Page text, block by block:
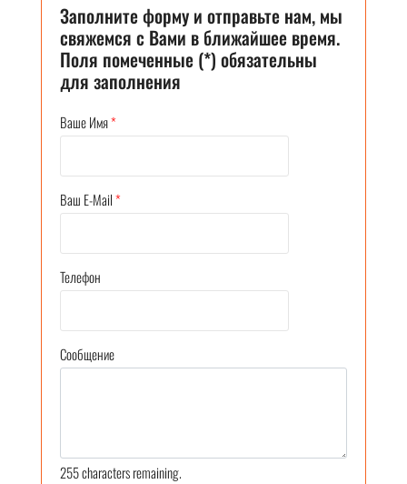
Заполните форму и отправьте нам, мы
свяжемся с Вами в ближайшее время.
Поля помеченные (*) обязательны
для заполнения
Ваше Имя*
Ваш E-Mail*
Телефон
Сообщение
255characters remaining.